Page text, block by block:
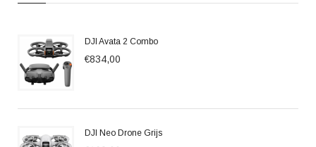
DJI Avata 2 Combo
€834,00
DJI Neo Drone Grijs